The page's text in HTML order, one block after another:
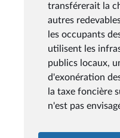
transférerait la
autres
les occupants
utilisent les
publics locaux,
d'exonération
la taxe foncière
n'est pas